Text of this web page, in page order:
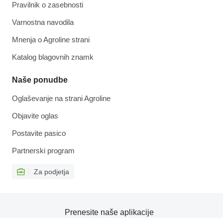
Pravilnik o zasebnosti
Varnostna navodila
Mnenja o Agroline strani
Katalog blagovnih znamk
Naše ponudbe
Oglaševanje na strani Agroline
Objavite oglas
Postavite pasico
Partnerski program
Za podjetja
Prenesite naše aplikacije